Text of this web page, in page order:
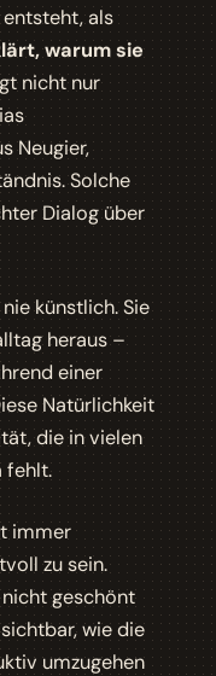
als
warum sie
nicht nur
Neugier,
Solche
Dialog über
künstlich. Sie
heraus –
einer
Natürlichkeit
die in vielen
fehlt.
immer
zu sein.
geschönt
wie die
umzugehen